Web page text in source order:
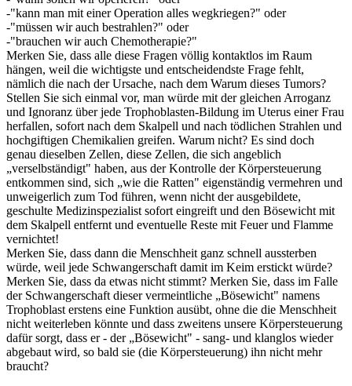
-"kann man mit einer Operation alles wegkriegen?" oder
-"müssen wir auch bestrahlen?" oder
-"brauchen wir auch Chemotherapie?"
Merken Sie, dass alle diese Fragen völlig kontaktlos im Raum
hängen, weil die wichtigste und entscheidendste Frage fehlt,
nämlich die nach der Ursache, nach dem Warum dieses Tumors?
Stellen Sie sich einmal vor, man würde mit der gleichen Arroganz
und Ignoranz über jede Trophoblasten-Bildung im Uterus einer Frau
herfallen, sofort nach dem Skalpell und nach tödlichen Strahlen und
hochgiftigen Chemikalien greifen. Warum nicht? Es sind doch
genau dieselben Zellen, diese Zellen, die sich angeblich
„verselbständigt" haben, aus der Kontrolle der Körpersteuerung
entkommen sind, sich „wie die Ratten" eigenständig vermehren und
unweigerlich zum Tod führen, wenn nicht der ausgebildete,
geschulte Medizinspezialist sofort eingreift und den Bösewicht mit
dem Skalpell entfernt und eventuelle Reste mit Feuer und Flamme
vernichtet!
Merken Sie, dass dann die Menschheit ganz schnell aussterben
würde, weil jede Schwangerschaft damit im Keim erstickt würde?
Merken Sie, dass da etwas nicht stimmt? Merken Sie, dass im Falle
der Schwangerschaft dieser vermeintliche „Bösewicht" namens
Trophoblast erstens eine Funktion ausübt, ohne die die Menschheit
nicht weiterleben könnte und dass zweitens unsere Körpersteuerung
dafür sorgt, dass er - der „Bösewicht" - sang- und klanglos wieder
abgebaut wird, so bald sie (die Körpersteuerung) ihn nicht mehr
braucht?